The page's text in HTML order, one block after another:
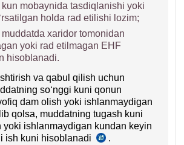
mobaynida tasdiqlanishi yoki
holda rad etilishi lozim;
хaridor tomonidan
yoki rad etilmagan EHF
hisoblanadi.
va qabul qilish uchun
soʻnggi kuni qonun
dam olish yoki ishlanmaydigan
qolsa, muddatning tugash kuni
yoki ishlanmaydigan kundan keyin
ish kuni hisoblanadi
14.08.2020
.